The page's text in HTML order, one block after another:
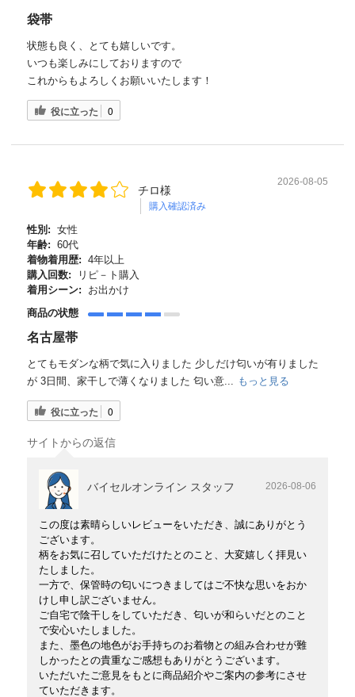
袋帯
状態も良く、とても嬉しいです。
いつも楽しみにしておりますので
これからもよろしくお願いいたします！
役に立った 0
チロ様
購入確認済み
2026-08-05
性別: 女性
年齢: 60代
着物着用歴: 4年以上
購入回数:
リピ－ト購入
着用シーン:
お出かけ
商品の状態
名古屋帯
とてもモダンな柄で気に入りました 少しだけ匂いが有りました
が 3日間、家干しで薄くなりました 匂い意... もっと見る
役に立った 0
サイトからの返信
バイセルオンライン スタッフ 2026-08-06
この度は素晴らしいレビューをいただき、誠にありがとう
ございます。
柄をお気に召していただけたとのこと、大変嬉しく拝見い
たしました。
一方で、保管時の匂いにつきましてはご不快な思いをおか
けし申し訳ございません。
ご自宅で陰干しをしていただき、匂いが和らいだとのこと
で安心いたしました。
また、墨色の地色がお手持ちのお着物との組み合わせが難
しかったとの貴重なご感想もありがとうございます。
いただいたご意見をもとに商品紹介やご案内の参考にさせ
ていただきます。